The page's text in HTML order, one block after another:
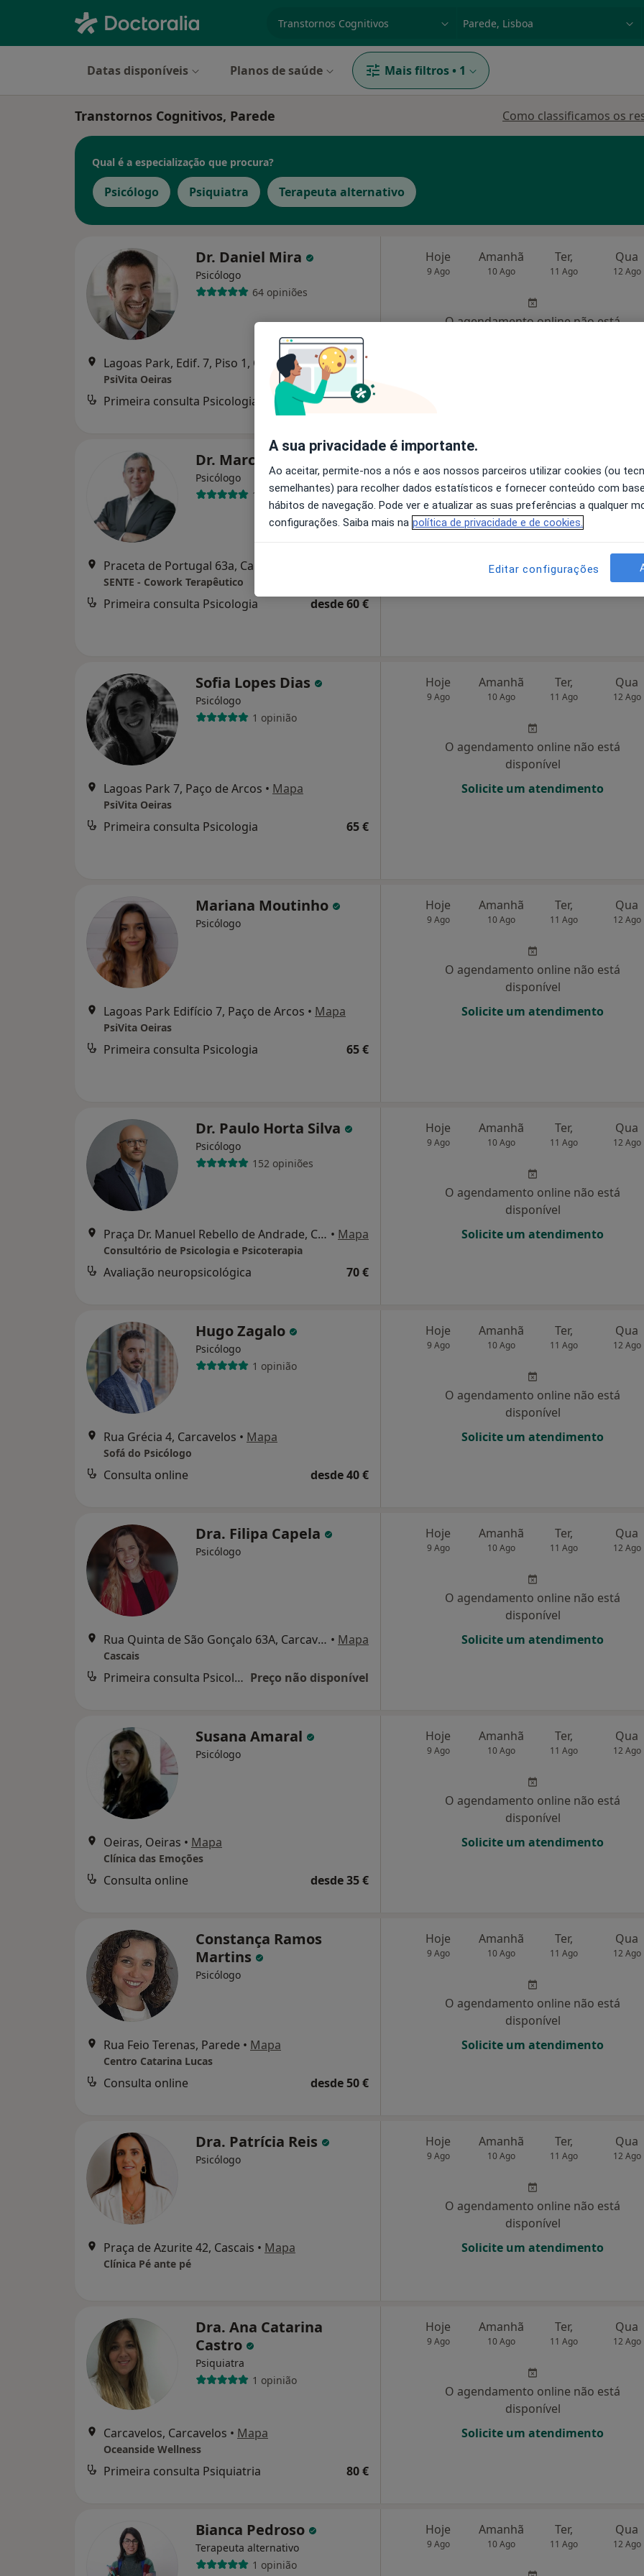
Datas disponíveis Planos de saúde Mais filtros • 1
Transtornos Cognitivos, Parede Como classificamos os
Qual é a especialização que procura?
Psicólogo Psiquiatra Terapeuta alternativo
Dr. Daniel Mira
Psicólogo
64 opiniões
Lagoas Park, Edif. 7, Piso 1, Oeiras •Mapa
PsiVita Oeiras
Primeira consulta Psicologia 65 €
Hoje
9 Ago
Amanhã
10 Ago
Ter,
11 Ago
Qua
12 Ago
O agendamento online não está
Dr. Marco Oliveira
Psicólogo
11 opiniões
Praceta de Portugal 63a, Carcavelos
SENTE - Cowork Terapêutico
Primeira consulta Psicologia desde 60 €
9 Ago 10 Ago 11 Ago 12 Ago
O agendamento online não está
Solicite um atendimento
Sofia Lopes Dias
Psicólogo
1 opinião
Lagoas Park 7, Paço de Arcos • Mapa
PsiVita Oeiras
Primeira consulta Psicologia 65 €
Hoje
9 Ago
Amanhã
10 Ago
Ter,
11 Ago
Qua
12 Ago
O agendamento online não está
disponível
Solicite um atendimento
Mariana Moutinho
Psicólogo
Lagoas Park Edifício 7, Paço de Arcos • Mapa
PsiVita Oeiras
Primeira consulta Psicologia 65 €
Hoje
9 Ago
Amanhã
10 Ago
Ter,
11 Ago
Qua
12 Ago
O agendamento online não está
disponível
Solicite um atendimento
Dr. Paulo Horta Silva
Psicólogo
152 opiniões
Praça Dr. Manuel Rebello de Andrade, Carcavelos • Mapa
Consultório de Psicologia e Psicoterapia
Avaliação neuropsicológica 70 €
Hoje
9 Ago
Amanhã
10 Ago
Ter,
11 Ago
Qua
12 Ago
O agendamento online não está
disponível
Solicite um atendimento
Hugo Zagalo
Psicólogo
1 opinião
Rua Grécia 4, Carcavelos • Mapa
Sofá do Psicólogo
Consulta online desde 40 €
Hoje
9 Ago
Amanhã
10 Ago
Ter,
11 Ago
Qua
12 Ago
O agendamento online não está
disponível
Solicite um atendimento
Dra. Filipa Capela
Psicólogo
Rua Quinta de São Gonçalo 63A, Carcavelos • Mapa
Cascais
Primeira consulta Psicologia Preço não disponível
Hoje
9 Ago
Amanhã
10 Ago
Ter,
11 Ago
Qua
12 Ago
O agendamento online não está
disponível
Solicite um atendimento
Susana Amaral
Psicólogo
Oeiras, Oeiras • Mapa
Clínica das Emoções
Consulta online desde 35 €
Hoje
9 Ago
Amanhã
10 Ago
Ter,
11 Ago
Qua
12 Ago
O agendamento online não está
disponível
Solicite um atendimento
Constança Ramos
Martins
Psicólogo
Rua Feio Terenas, Parede • Mapa
Centro Catarina Lucas
Consulta online desde 50 €
Hoje
9 Ago
Amanhã
10 Ago
Ter,
11 Ago
Qua
12 Ago
O agendamento online não está
disponível
Solicite um atendimento
Dra. Patrícia Reis
Psicólogo
Praça de Azurite 42, Cascais • Mapa
Clínica Pé ante pé
Hoje
9 Ago
Amanhã
10 Ago
Ter,
11 Ago
Qua
12 Ago
O agendamento online não está
disponível
Solicite um atendimento
Dra. Ana Catarina
Castro
Psiquiatra
1 opinião
Carcavelos, Carcavelos • Mapa
Oceanside Wellness
Primeira consulta Psiquiatria 80 €
Hoje
9 Ago
Amanhã
10 Ago
Ter,
11 Ago
Qua
12 Ago
O agendamento online não está
disponível
Solicite um atendimento
Bianca Pedroso
Terapeuta alternativo
1 opinião
Hoje
9 Ago
Amanhã
10 Ago
Ter,
11 Ago
Qua
12 Ago
A sua privacidade é importante.
Ao aceitar, permite-nos a nós e aos nossos parceiros utilizar cookies (ou
semelhantes) para recolher dados estatísticos e fornecer conteúdo com
hábitos de navegação. Pode ver e atualizar as suas preferências a qualquer
configurações. Saiba mais na política de privacidade e de cookies.
Editar configurações